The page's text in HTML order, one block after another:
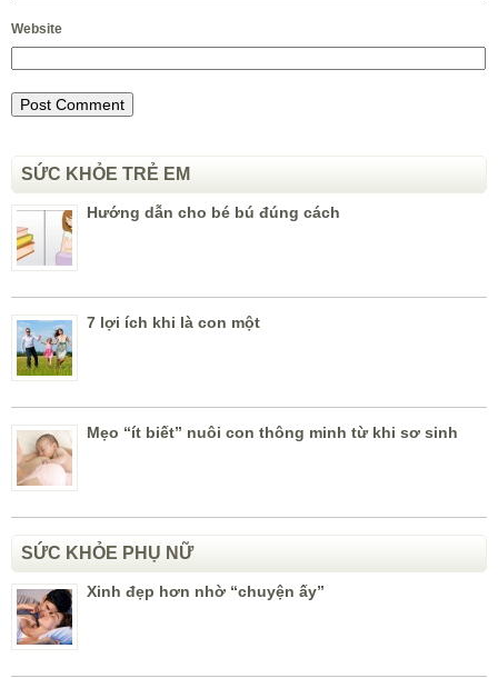
Website
SỨC KHỎE TRẺ EM
Hướng dẫn cho bé bú đúng cách
7 lợi ích khi là con một
Mẹo “ít biết” nuôi con thông minh từ khi sơ sinh
SỨC KHỎE PHỤ NỮ
Xinh đẹp hơn nhờ “chuyện ấy”